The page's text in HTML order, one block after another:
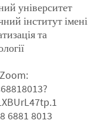
університет
інститут імені
та
6881 8013